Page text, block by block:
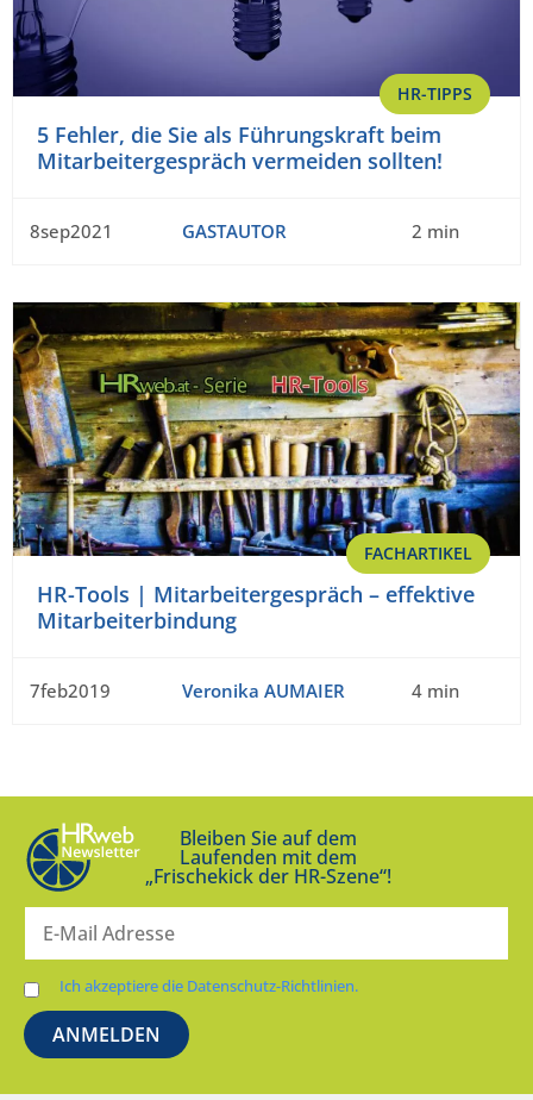
HR-TIPPS
5 Fehler, die Sie als Führungskraft beim
Mitarbeitergespräch vermeiden sollten!
8sep2021 GASTAUTOR 2 min
FACHARTIKEL
HR-Tools | Mitarbeitergespräch – effektive
Mitarbeiterbindung
7feb2019 Veronika AUMAIER 4 min
Bleiben Sie auf dem
Laufenden mit dem
„Frischekick der HR-Szene“!
Ich akzeptiere die Datenschutz-Richtlinien.